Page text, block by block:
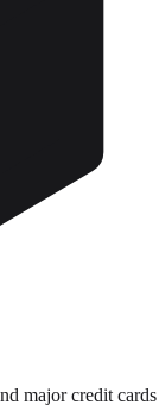
major credit cards